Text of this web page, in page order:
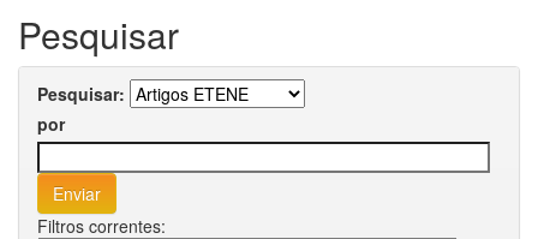
Pesquisar
Pesquisar:
por
Filtros correntes: